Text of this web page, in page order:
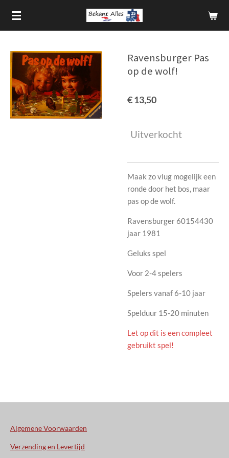
Ga
direct
hoofdinhoud
Ravensburger Pas
op de wolf!
€ 13,50
Uitverkocht
Maak zo vlug mogelijk een
ronde door het bos, maar
pas op de wolf.
Ravensburger 60154430
jaar 1981
Geluks spel
Voor 2-4 spelers
Spelers vanaf 6-10 jaar
Spelduur 15-20 minuten
Let op dit is een compleet
gebruikt spel!
Algemene Voorwaarden
Verzending en Levertijd